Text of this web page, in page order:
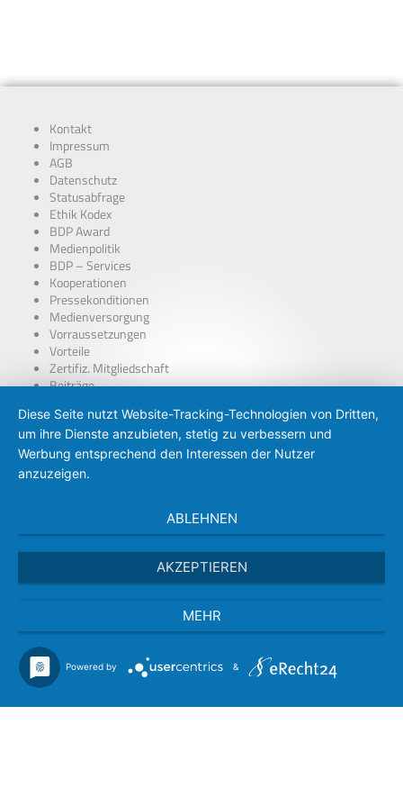
Kontakt
Impressum
AGB
Datenschutz
Statusabfrage
Ethik Kodex
BDP Award
Medienpolitik
BDP – Services
Kooperationen
Pressekonditionen
Medienversorgung
Vorraussetzungen
Vorteile
Zertifiz. Mitgliedschaft
Beiträge
BDP – Presseausweis
Presse-PKW Schild
Zertifizierung
Diese Seite nutzt Website-Tracking-Technologien von Dritten,
um ihre Dienste anzubieten, stetig zu verbessern und
Werbung entsprechend den Interessen der Nutzer
anzuzeigen.
ABLEHNEN
AKZEPTIEREN
MEHR
Powered by &